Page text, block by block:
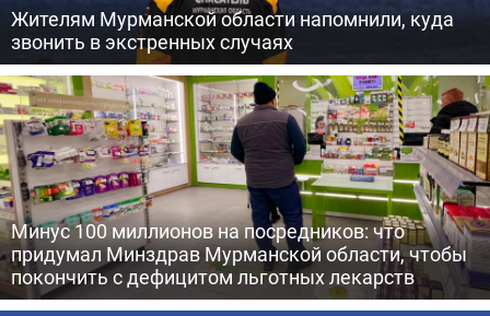
Жителям Мурманской области напомнили, куда
звонить в экстренных случаях
Минус 100 миллионов на посредников: что
придумал Минздрав Мурманской области, чтобы
покончить с дефицитом льготных лекарств